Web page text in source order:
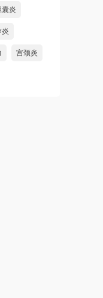
囊炎
炎
宫颈炎